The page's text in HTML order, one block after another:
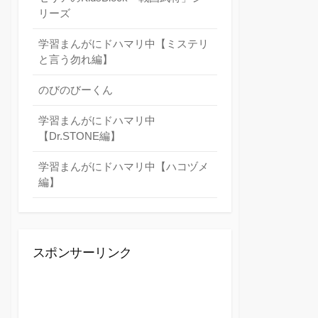
リーズ
学習まんがにドハマリ中【ミステリ
と言う勿れ編】
のびのびーくん
学習まんがにドハマリ中
【Dr.STONE編】
学習まんがにドハマリ中【ハコヅメ
編】
スポンサーリンク